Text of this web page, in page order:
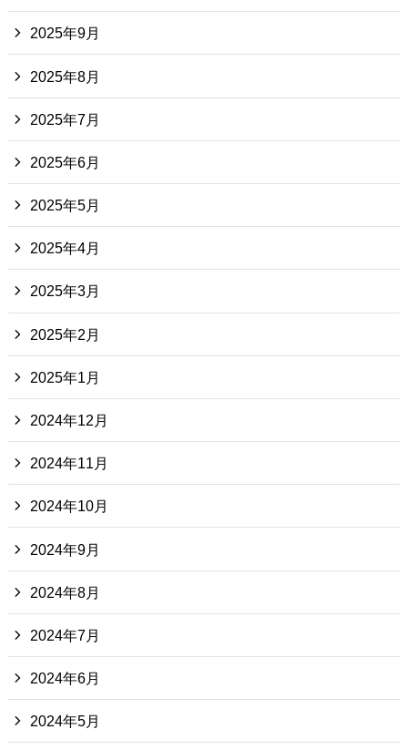
2025年9月
2025年8月
2025年7月
2025年6月
2025年5月
2025年4月
2025年3月
2025年2月
2025年1月
2024年12月
2024年11月
2024年10月
2024年9月
2024年8月
2024年7月
2024年6月
2024年5月